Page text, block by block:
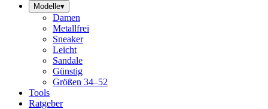
Modelle▾
Damen
Metallfrei
Sneaker
Leicht
Sandale
Günstig
Größen 34–52
Tools
Ratgeber